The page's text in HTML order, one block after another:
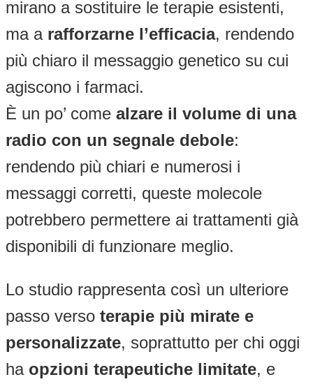
mirano a sostituire le terapie esistenti,
ma a rafforzarne l’efficacia, rendendo
più chiaro il messaggio genetico su cui
agiscono i farmaci.
È un po’ come alzare il volume di una
radio con un segnale debole:
rendendo più chiari e numerosi i
messaggi corretti, queste molecole
potrebbero permettere ai trattamenti già
disponibili di funzionare meglio.
Lo studio rappresenta così un ulteriore
passo verso terapie più mirate e
personalizzate, soprattutto per chi oggi
ha opzioni terapeutiche limitate, e